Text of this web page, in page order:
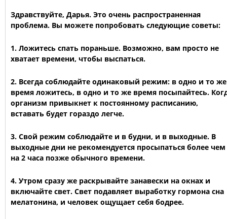
Здравствуйте, Дарья. Это очень распространенная
проблема. Вы можете попробовать следующие советы:
1. Ложитесь спать пораньше. Возможно, вам просто не
хватает времени, чтобы выспаться.
2. Всегда соблюдайте одинаковый режим: в одно и то же
время ложитесь, в одно и то же время посыпайтесь.
организм привыкнет к постоянному расписанию,
вставать будет гораздо легче.
3. Свой режим соблюдайте и в будни, и в выходные. В
выходные дни не рекомендуется просыпаться более чем
на 2 часа позже обычного времени.
4. Утром сразу же раскрывайте занавески на окнах и
включайте свет. Свет подавляет выработку гормона сна
мелатонина, и человек ощущает себя бодрее.